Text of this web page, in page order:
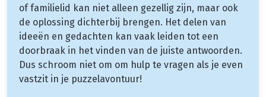
of familielid kan niet alleen gezellig zijn, maar ook
de oplossing dichterbij brengen. Het delen van
ideeën en gedachten kan vaak leiden tot een
doorbraak in het vinden van de juiste antwoorden.
Dus schroom niet om om hulp te vragen als je even
vastzit in je puzzelavontuur!